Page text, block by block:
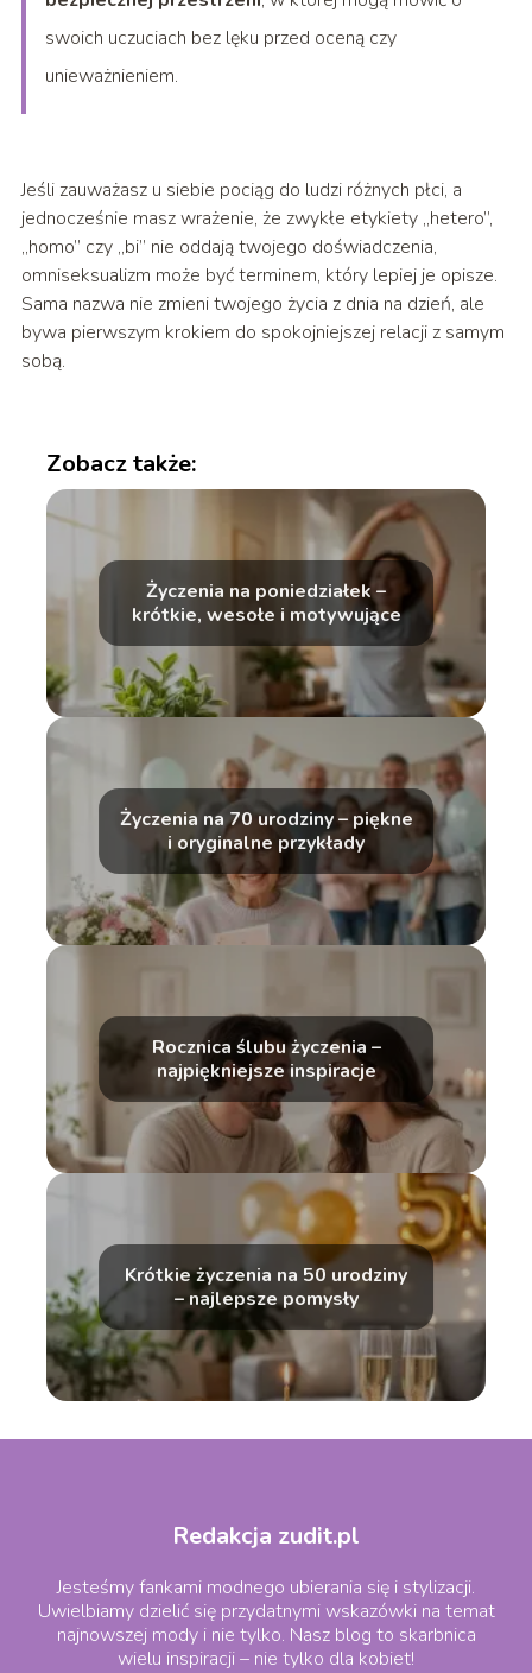
swoich uczuciach bez lęku przed oceną czy
unieważnieniem.
Jeśli zauważasz u siebie pociąg do ludzi różnych płci, a
jednocześnie masz wrażenie, że zwykłe etykiety „hetero”,
„homo” czy „bi” nie oddają twojego doświadczenia,
omniseksualizm może być terminem, który lepiej je opisze.
Sama nazwa nie zmieni twojego życia z dnia na dzień, ale
bywa pierwszym krokiem do spokojniejszej relacji z samym
sobą.
Zobacz także:
Życzenia na poniedziałek –
krótkie, wesołe i motywujące
Życzenia na 70 urodziny – piękne
i oryginalne przykłady
Rocznica ślubu życzenia –
najpiękniejsze inspiracje
Krótkie życzenia na 50 urodziny
– najlepsze pomysły
Redakcja zudit.pl
Jesteśmy fankami modnego ubierania się i stylizacji.
Uwielbiamy dzielić się przydatnymi wskazówki na temat
najnowszej mody i nie tylko. Nasz blog to skarbnica
wielu inspiracji – nie tylko dla kobiet!